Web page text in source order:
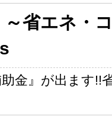
省エネ・
金』が出ます!!